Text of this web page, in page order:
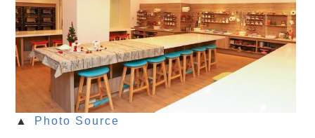
▲ Photo Source